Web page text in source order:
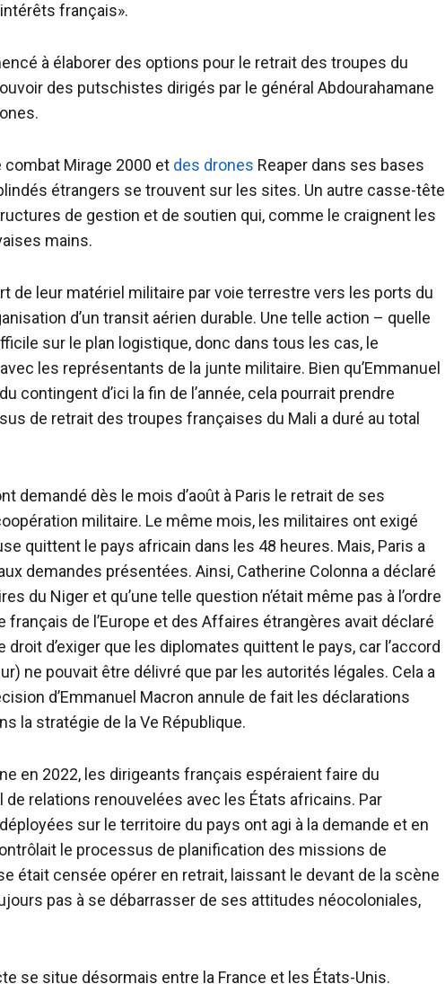
français».
à élaborer des options pour le retrait des troupes du
des putschistes dirigés par le général Abdourahamane
Mirage 2000 et des drones Reaper dans ses bases
étrangers se trouvent sur les sites. Un autre casse-tête
de gestion et de soutien qui, comme le craignent les
mains.
de leur matériel militaire par voie terrestre vers les ports du
d’un transit aérien durable. Une telle action – quelle
sur le plan logistique, donc dans tous les cas, le
les représentants de la junte militaire. Bien qu’Emmanuel
contingent d’ici la fin de l’année, cela pourrait prendre
de retrait des troupes françaises du Mali a duré au total
demandé dès le mois d’août à Paris le retrait de ses
militaire. Le même mois, les militaires ont exigé
quittent le pays africain dans les 48 heures. Mais, Paris a
demandes présentées. Ainsi, Catherine Colonna a déclaré
du Niger et qu’une telle question n’était même pas à l’ordre
de l’Europe et des Affaires étrangères avait déclaré
droit d’exiger que les diplomates quittent le pays, car l’accord
ne pouvait être délivré que par les autorités légales. Cela a
d’Emmanuel Macron annule de fait les déclarations
la stratégie de la Ve République.
en 2022, les dirigeants français espéraient faire du
relations renouvelées avec les États africains. Par
sur le territoire du pays ont agi à la demande et en
le processus de planification des missions de
était censée opérer en retrait, laissant le devant de la scène
pas à se débarrasser de ses attitudes néocoloniales,
se situe désormais entre la France et les États-Unis.